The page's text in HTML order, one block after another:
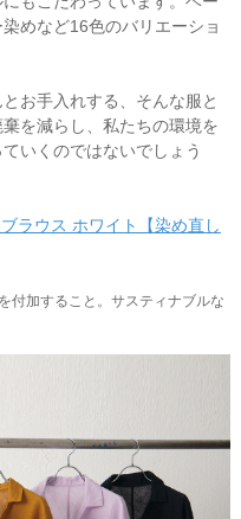
めなど16色のバリエーショ
お手入れする、そんな服と
を減らし、私たちの環境を
いくのではないでしょう
ラウス ホワイト【染め直し
付加すること。サスティナブルな